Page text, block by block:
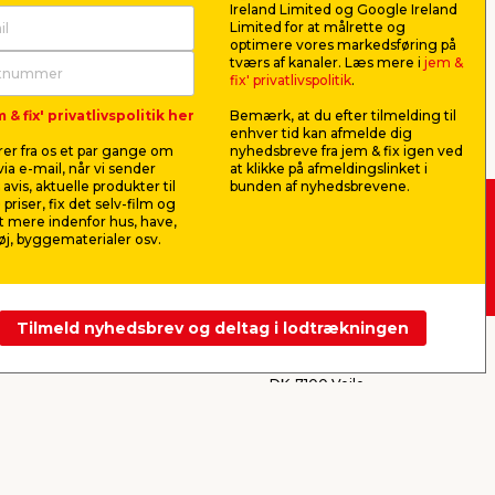
lege, køle af og slappe af på
der passer til netop dit behov –
populære, især som børnepool eller
på en varm dag. Samtidig er
både leg og afslapning og kan stå
kan komme i gang.
Det kræver mere planlægning, men til
at montere, mens rektangulære
Køb i webshop
DK-7100 Vejle
& fix' privatlivspolitik her
fra os et par gange om
e-mail, når vi sender
aktuelle produkter til
priser, fix det selv-film og
mere indenfor hus, have,
byggematerialer osv.
Ireland Limited og Google Ireland
Limited for at målrette og
optimere vores markedsføring på
tværs af kanaler. Læs mere i jem &
fix' privatlivspolitik.
Bemærk, at du efter tilmelding til
enhver tid kan afmelde dig
nyhedsbreve fra jem & fix igen ved
at klikke på afmeldingslinket i
bunden af nyhedsbrevene.
Tilmeld nyhedsbrev og deltag i lodtrækningen